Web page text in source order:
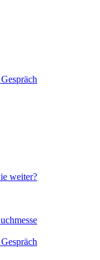
weiter?